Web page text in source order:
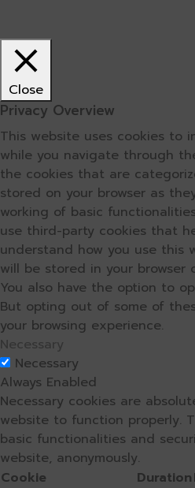
Close
Privacy Overview
This website uses cookies to
while you navigate through
the cookies that are
stored on your browser as
working of basic
use third-party cookies that
understand how you use this
will be stored in your browser
You also have the option to
But opting out of some of
your browsing experience.
Necessary
Necessary
Always Enabled
Necessary cookies are
website to function properly.
basic functionalities and
website, anonymously.
Cookie
Duration